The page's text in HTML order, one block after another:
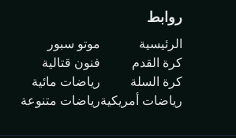
روابط
الرئيسية
كرة القدم
كرة السلة
رياضات أمريكية
موتو سبور
فنون قتالية
رياضات مائية
رياضات متنوعة